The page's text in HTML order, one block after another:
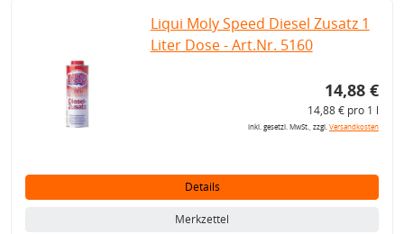
Liqui Moly Speed Diesel Zusatz 1
Liter Dose - Art.Nr. 5160
14,88 €
14,88 € pro 1 l
inkl. gesetzl. MwSt., zzgl.Versandkosten
Details
Merkzettel